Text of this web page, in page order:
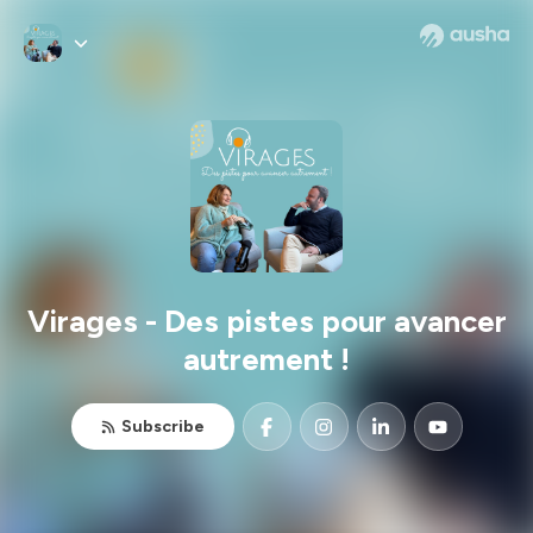
Virages - Des pistes pour avancer
autrement !
Subscribe